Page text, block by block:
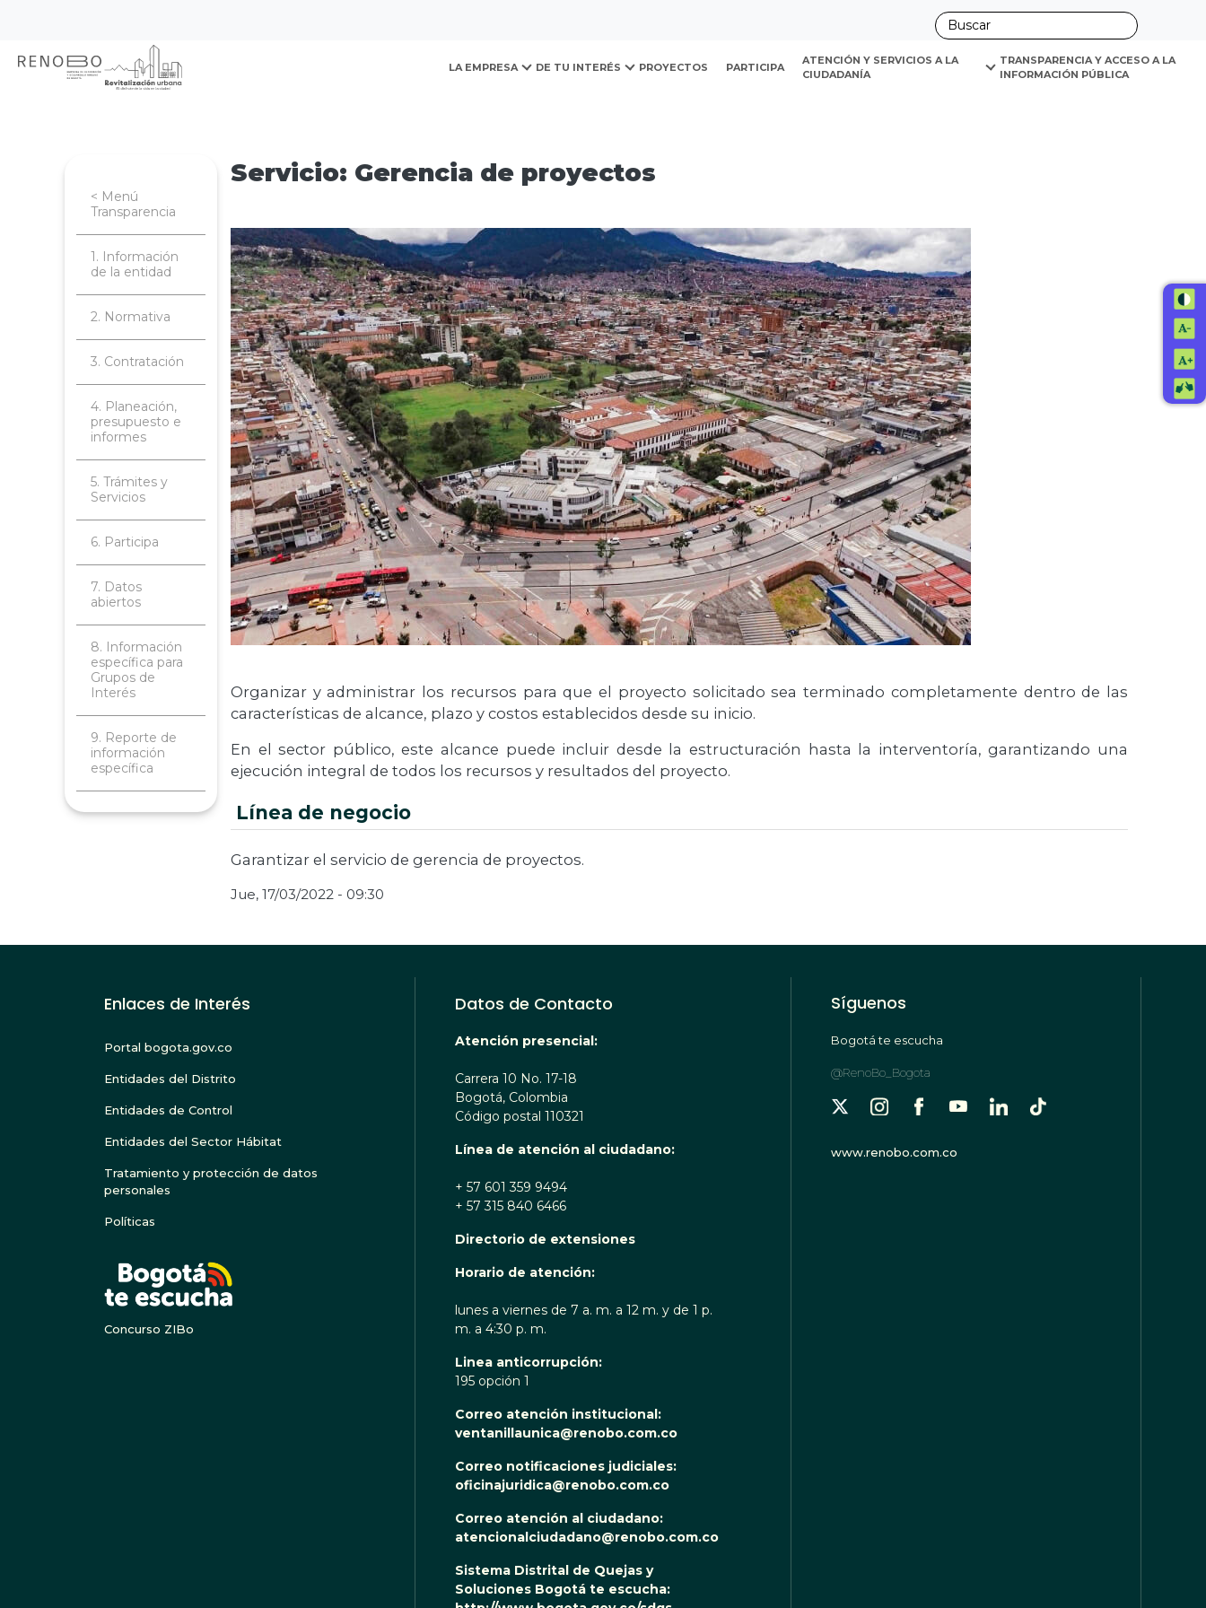
contenido
Sitio Web Empresa de Renovación y Desarrollo Urbano
LA EMPRESA DE TU INTERÉS PROYECTOS PARTICIPA
ATENCIÓN Y SERVICIOS A LA
CIUDADANÍA
TRANSPARENCIA Y ACCESO A LA
INFORMACIÓN PÚBLICA
< Menú
Transparencia
1. Información
de la entidad
2. Normativa
3. Contratación
4. Planeación,
presupuesto e
informes
5. Trámites y
Servicios
6. Participa
7. Datos
abiertos
8. Información
específica para
Grupos de
Interés
9. Reporte de
información
específica
Servicio: Gerencia de proyectos
Imagen
Organizar y administrar los recursos para que el proyecto solicitado sea terminado completamente dentro de las
características de alcance, plazo y costos establecidos desde su inicio.
En el sector público, este alcance puede incluir desde la estructuración hasta la interventoría, garantizando una
ejecución integral de todos los recursos y resultados del proyecto.
Línea de negocio
Garantizar el servicio de gerencia de proyectos.
Jue, 17/03/2022 - 09:30
Enlaces de Interés
Portal bogota.gov.co
Entidades del Distrito
Entidades de Control
Entidades del Sector Hábitat
Tratamiento y protección de datos
personales
Políticas
Concurso ZIBo
Datos de Contacto
Atención presencial:
Carrera 10 No. 17-18
Bogotá, Colombia
Código postal 110321
Línea de atención al ciudadano:
+ 57 601 359 9494
+ 57 315 840 6466
Directorio de extensiones
Horario de atención:
lunes a viernes de 7 a. m. a 12 m. y de 1 p.
m. a 4:30 p. m.
Linea anticorrupción:
195 opción 1
Correo atención institucional:
ventanillaunica@renobo.com.co
Correo notificaciones judiciales:
oficinajuridica@renobo.com.co
Correo atención al ciudadano:
atencionalciudadano@renobo.com.co
Sistema Distrital de Quejas y
Soluciones Bogotá te escucha:
Síguenos
Bogotá te escucha
@RenoBo_Bogota
www.renobo.com.co